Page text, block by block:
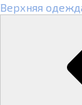
Верхняя